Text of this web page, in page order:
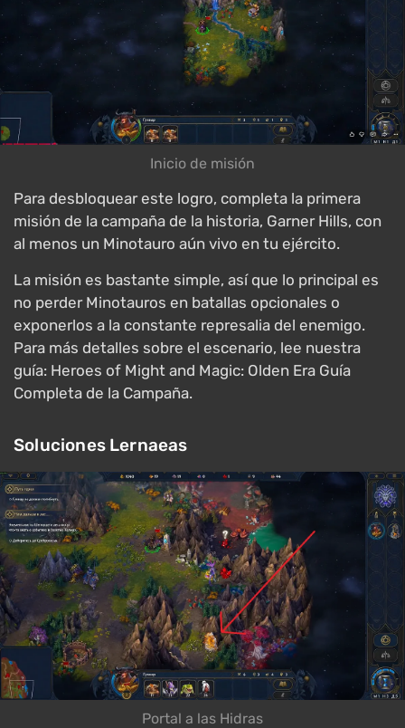
Inicio de misión
Para desbloquear este logro, completa la primera
misión de la campaña de la historia, Garner Hills, con
al menos un Minotauro aún vivo en tu ejército.
La misión es bastante simple, así que lo principal es
no perder Minotauros en batallas opcionales o
exponerlos a la constante represalia del enemigo.
Para más detalles sobre el escenario, lee nuestra
guía: Heroes of Might and Magic: Olden Era Guía
Completa de la Campaña.
Soluciones Lernaeas
Portal a las Hidras